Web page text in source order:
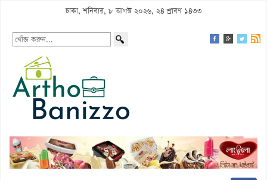
ঢাকা, শনিবার, ৮ আগস্ট ২০২৬, ২৪ শ্রাবণ ১৪৩৩